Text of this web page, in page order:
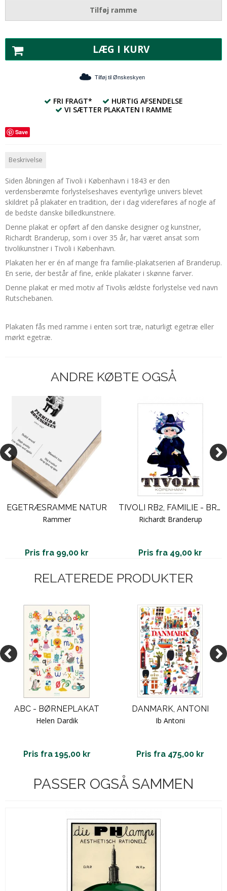
Tilføj ramme
LÆG I KURV
Tilføj til Ønskeskyen
FRI FRAGT*
HURTIG AFSENDELSE
VI SÆTTER PLAKATEN I RAMME
Save
Beskrivelse
Siden åbningen af Tivoli i København i 1843 er den
verdensberømte forlystelseshaves eventyrlige univers blevet
skildret på plakater en tradition, der i dag videreføres af nogle af
de bedste danske billedkunstnere.
Denne plakat er opført af den danske designer og kunstner,
Richardt Branderup, som i over 35 år, har været ansat som
tivolikunstner i Tivoli i København.
Plakaten her er én af mange fra familie-plakatserien af Branderup.
En serie, der består af fine, enkle plakater i skønne farver.
Denne plakat er med motiv af Tivolis ældste forlystelse ved navn
Rutschebanen.
Plakaten fås med ramme i enten sort træ, naturligt egetræ eller
mørkt egetræ.
ANDRE KØBTE OGSÅ
EGETRÆSRAMME NATUR
Rammer
Pris fra 99,00 kr
TIVOLI RB2, FAMILIE - BRANDERUP
Richardt Branderup
Pris fra 49,00 kr
RELATEREDE PRODUKTER
ABC - BØRNEPLAKAT
Helen Dardik
Pris fra 195,00 kr
DANMARK, ANTONI
Ib Antoni
Pris fra 475,00 kr
PASSER OGSÅ SAMMEN